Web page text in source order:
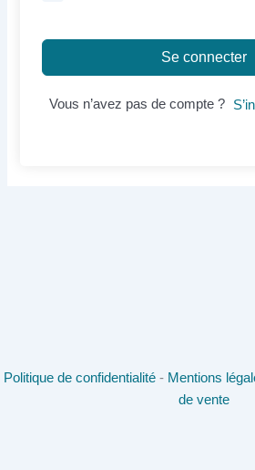
Se connecter
Vous n’avez pas de compte ?
Politique de confidentialité - Mentions
de vente